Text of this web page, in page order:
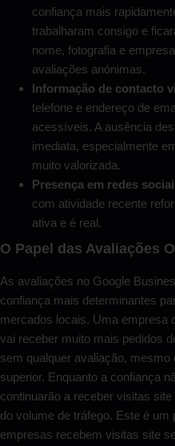
confiança mais
trabalharam consigo e
nome, fotografia e
avaliações anónimas.
Informação de contacto
telefone e endereço de
acessíveis. A ausência
imediata, especialmente
muito valorizada.
Presença em redes
com atividade recente
ativa e é real.
O Papel das Avaliações
As avaliações no Google
confiança mais determinantes
mercados locais. Uma empresa
vai receber muito mais pedidos
sem qualquer avaliação,
superior. Enquanto a confiança
continuarão a receber visitas
do volume de tráfego. Este é
empresas recebem visitas site